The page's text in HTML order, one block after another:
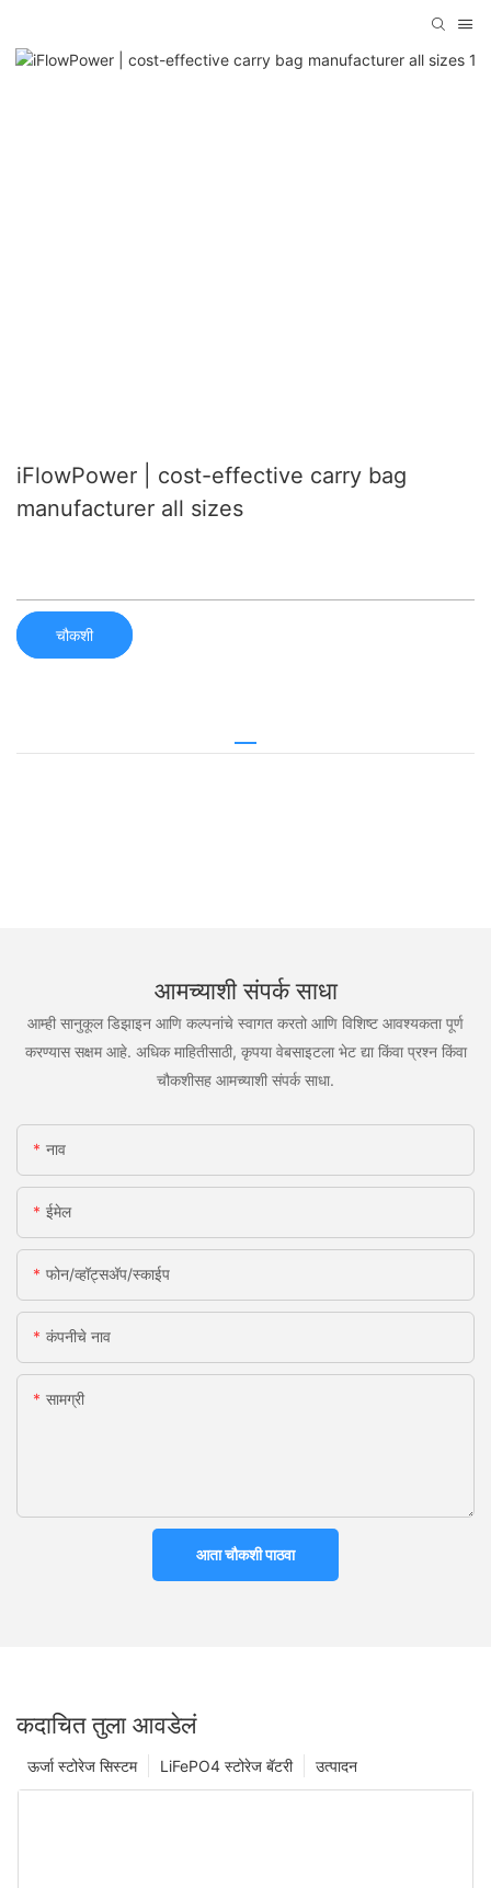
iFlowPower | cost-effective carry bag
manufacturer all sizes
चौकशी
आमच्याशी संपर्क साधा
आम्ही सानुकूल डिझाइन आणि कल्पनांचे स्वागत करतो आणि विशिष्ट आवश्यकता पूर्ण
करण्यास सक्षम आहे. अधिक माहितीसाठी, कृपया वेबसाइटला भेट द्या किंवा प्रश्न किंवा
चौकशीसह आमच्याशी संपर्क साधा.
नाव
ईमेल
फोन/व्हॉट्सअ‍ॅप/स्काईप
कंपनीचे नाव
सामग्री
आता चौकशी पाठवा
कदाचित तुला आवडेलं
उत्पादन
LiFePO4 स्टोरेज बॅटरी
ऊर्जा स्टोरेज सिस्टम